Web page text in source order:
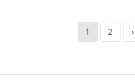
1 2 ›